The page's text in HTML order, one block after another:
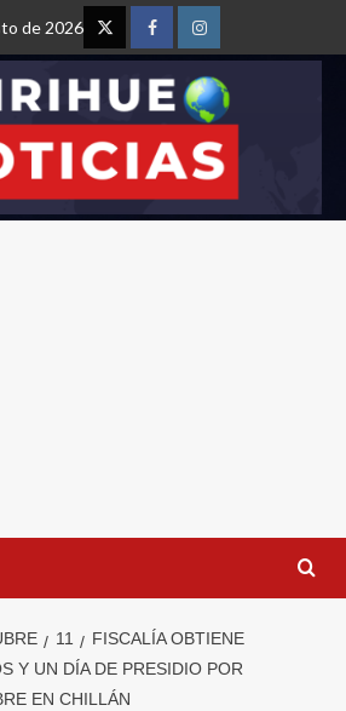
de 2026
11
FISCALÍA OBTIENE
Y UN DÍA DE PRESIDIO POR
EN CHILLÁN